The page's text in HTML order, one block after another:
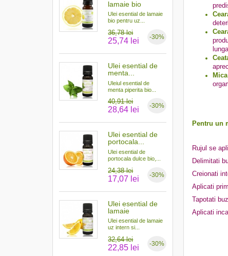
lamaie bio
Ulei esential de lamaie
bio pentru uz...
36,78 lei
-30%
25,74 lei
Ulei esential de
menta...
Uleiul esential de
menta piperita bio...
40,91 lei
-30%
28,64 lei
Ulei esential de
portocala...
Ulei esential de
portocala dulce bio,...
24,38 lei
-30%
17,07 lei
Ulei esential de
lamaie
Ulei esential de lamaie
uz intern si...
32,64 lei
-30%
22,85 lei
Pentru un
Rujul se
Delimitati
Creionati
Aplicati
Tapotati
Aplicati